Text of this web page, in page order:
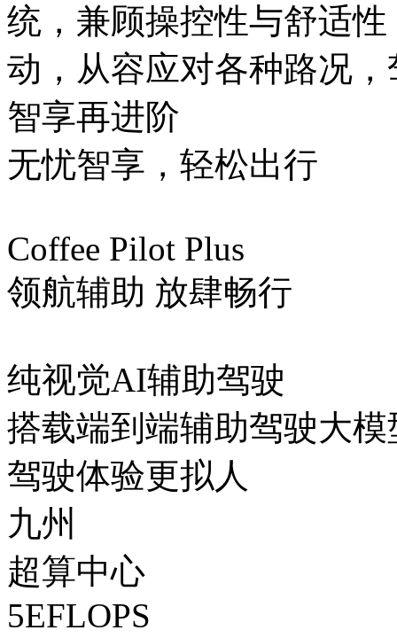
统，兼顾操控性与舒适
动，从容应对各种路况
智享再进阶
无忧智享，轻松出行
Coffee Pilot Plus
领航辅助 放肆畅行
纯视觉AI辅助驾驶
搭载端到端辅助驾驶大模型
驾驶体验更拟人
九州
超算中心
5EFLOPS